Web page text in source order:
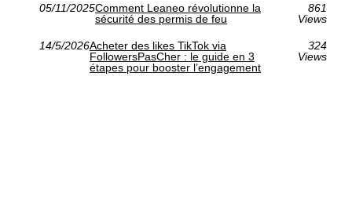
05/11/2025Comment Leaneo révolutionne la
sécurité des permis de feu
861
Views
14/5/2026Acheter des likes TikTok via
FollowersPasCher : le guide en 3
étapes pour booster l’engagement
324
Views